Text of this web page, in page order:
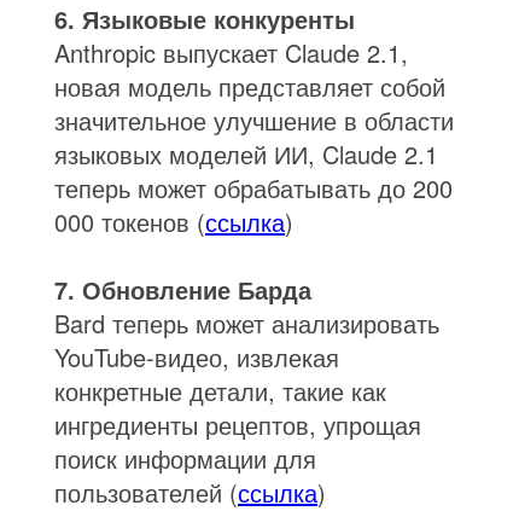
6. Языковые конкуренты
Anthropic выпускает Claude 2.1,
новая модель представляет собой
значительное улучшение в области
языковых моделей ИИ, Claude 2.1
теперь может обрабатывать до 200
000 токенов (ссылка)
7. Обновление Барда
Bard теперь может анализировать
YouTube-видео, извлекая
конкретные детали, такие как
ингредиенты рецептов, упрощая
поиск информации для
пользователей (ссылка)